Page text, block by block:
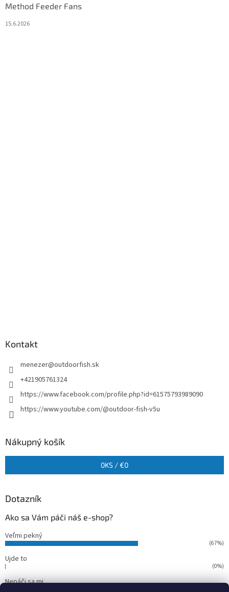
Method Feeder Fans
15.6.2026
Kontakt
menezer@outdoorfish.sk
+421905761324
https://www.facebook.com/profile.php?id=61575793989090
https://www.youtube.com/@outdoor-fish-v5u
Nákupný košík
0KS /€0
Dotazník
Ako sa Vám páči náš e-shop?
Veľmi pekný
(67%)
Ujde to
(0%)
Nepáči sa mi